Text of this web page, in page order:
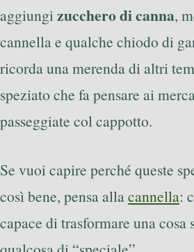
aggiungi zucchero di canna,
cannella e qualche chiodo di
ricorda una merenda di altri
speziato che fa pensare ai
passeggiate col cappotto.
Se vuoi capire perché queste
così bene, pensa allacannella:
capace di trasformare una cosa